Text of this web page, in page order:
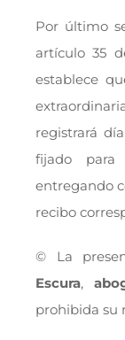
Por último
artículo 35
establece
registrará
fijado para
entregando
recibo
© La
Escura,
prohibida su